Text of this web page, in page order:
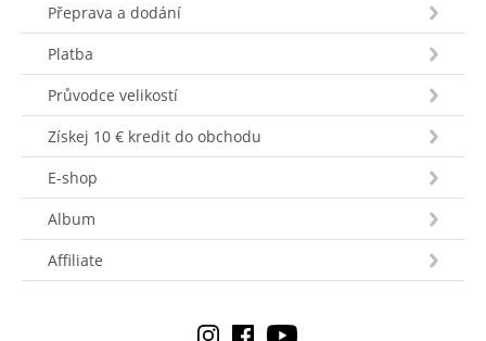
Přeprava a dodání
Platba
Průvodce velikostí
Získej 10 € kredit do obchodu
E-shop
Album
Affiliate